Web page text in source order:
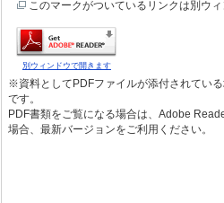
このマークがついているリンクは別ウ
別ウィンドウで開きます
※資料としてPDFファイルが添付されてい
です。
PDF書類をご覧になる場合は、Adobe
場合、最新バージョンをご利用ください。